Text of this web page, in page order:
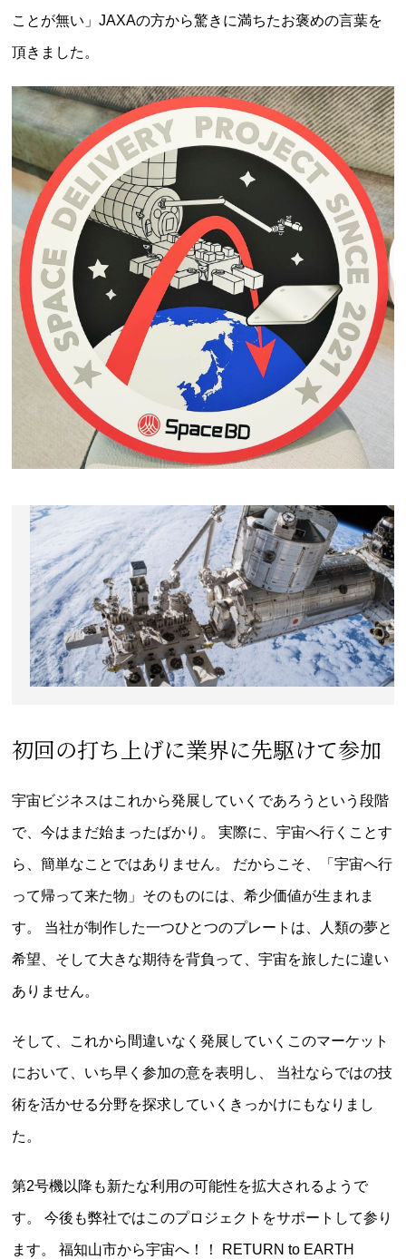
ことが無い」JAXAの方から驚きに満ちたお褒めの言葉を
頂きました。
初回の打ち上げに業界に先駆けて参加
宇宙ビジネスはこれから発展していくであろうという段階
で、今はまだ始まったばかり。 実際に、宇宙へ行くことす
ら、簡単なことではありません。 だからこそ、「宇宙へ行
って帰って来た物」そのものには、希少価値が生まれま
す。 当社が制作した一つひとつのプレートは、人類の夢と
希望、そして大きな期待を背負って、宇宙を旅したに違い
ありません。
そして、これから間違いなく発展していくこのマーケット
において、いち早く参加の意を表明し、 当社ならではの技
術を活かせる分野を探求していくきっかけにもなりまし
た。
第2号機以降も新たな利用の可能性を拡大されるようで
す。 今後も弊社ではこのプロジェクトをサポートして参り
ます。 福知山市から宇宙へ！！ RETURN to EARTH